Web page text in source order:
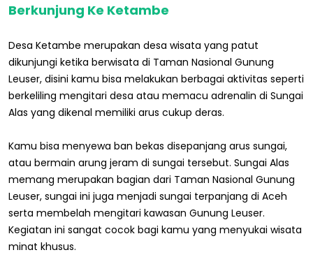
Berkunjung Ke Ketambe
Desa Ketambe merupakan desa wisata yang patut
dikunjungi ketika berwisata di Taman Nasional Gunung
Leuser, disini kamu bisa melakukan berbagai aktivitas seperti
berkeliling mengitari desa atau memacu adrenalin di Sungai
Alas yang dikenal memiliki arus cukup deras.
Kamu bisa menyewa ban bekas disepanjang arus sungai,
atau bermain arung jeram di sungai tersebut. Sungai Alas
memang merupakan bagian dari Taman Nasional Gunung
Leuser, sungai ini juga menjadi sungai terpanjang di Aceh
serta membelah mengitari kawasan Gunung Leuser.
Kegiatan ini sangat cocok bagi kamu yang menyukai wisata
minat khusus.